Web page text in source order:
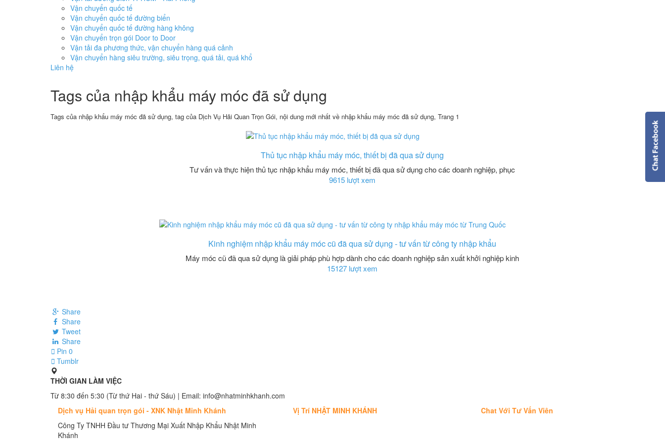
Vận chuyển quốc tế
Vận chuyển quốc tế đường biển
Vận chuyển quốc tế đường hàng không
Vận chuyển trọn gói Door to Door
Vận tải đa phương thức, vận chuyển hàng quá cảnh
Vận chuyển hàng siêu trường, siêu trọng, quá tải, quá khổ
Liên hệ
Tags của nhập khẩu máy móc đã sử dụng
Tags của nhập khẩu máy móc đã sử dụng, tag của Dịch Vụ Hải Quan Trọn Gói, nội dung mới nhất về nhập khẩu máy móc đã sử dụng, Trang 1
Thủ tục nhập khẩu máy móc, thiết bị đã qua sử dụng
Tư vấn và thực hiện thủ tục nhập khẩu máy móc, thiết bị đã qua sử dụng cho các doanh nghiệp, phục
9615 lượt xem
Kinh nghiệm nhập khẩu máy móc cũ đã qua sử dụng - tư vấn từ công ty nhập khẩu
Máy móc cũ đã qua sử dụng là giải pháp phù hợp dành cho các doanh nghiệp sản xuất khởi nghiệp kinh
15127 lượt xem
Share
Share
Tweet
Share
Pin 0
Tumblr
THỜI GIAN LÀM VIỆC
Từ 8:30 đến 5:30 (Từ thứ Hai - thứ Sáu) | Email: info@nhatminhkhanh.com
Dịch vụ Hải quan trọn gói - XNK Nhật Minh Khánh
Công Ty TNHH Đầu tư Thương Mại Xuất Nhập Khẩu Nhật Minh
Khánh
Vị Trí NHẬT MINH KHÁNH Chat Với Tư Vấn Viên